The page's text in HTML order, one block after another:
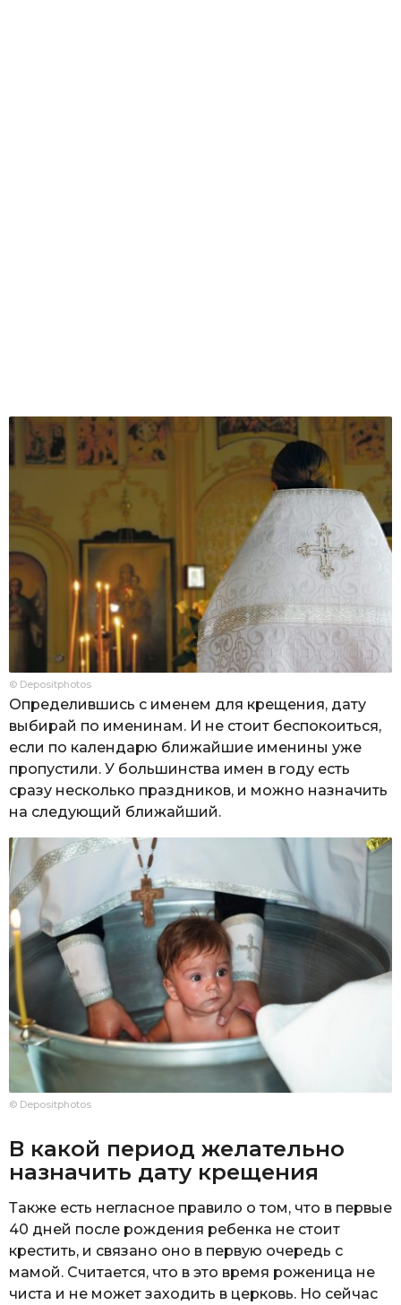
© Depositphotos
Определившись с именем для крещения, дату
выбирай по именинам. И не стоит беспокоиться,
если по календарю ближайшие именины уже
пропустили. У большинства имен в году есть
сразу несколько праздников, и можно назначить
на следующий ближайший.
© Depositphotos
В какой период желательно
назначить дату крещения
Также есть негласное правило о том, что в первые
40 дней после рождения ребенка не стоит
крестить, и связано оно в первую очередь с
мамой. Считается, что в это время роженица не
чиста и не может заходить в церковь. Но сейчас